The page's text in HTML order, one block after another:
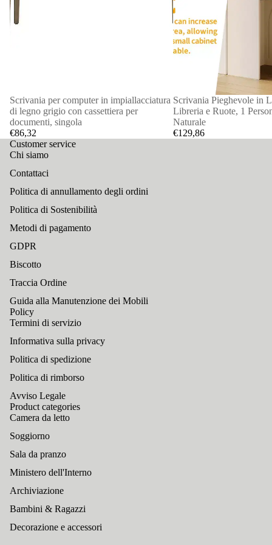
Scrivania per computer in impiallacciatura
di legno grigio con cassettiera per
documenti, singola
€86,32
Scrivania Pieghevole in
Libreria e Ruote, 1
Naturale
€129,86
Customer service
Chi siamo
Contattaci
Politica di annullamento degli ordini
Politica di Sostenibilità
Metodi di pagamento
GDPR
Biscotto
Traccia Ordine
Guida alla Manutenzione dei Mobili
Policy
Termini di servizio
Informativa sulla privacy
Politica di spedizione
Politica di rimborso
Avviso Legale
Product categories
Camera da letto
Soggiorno
Sala da pranzo
Ministero dell'Interno
Archiviazione
Bambini & Ragazzi
Decorazione e accessori